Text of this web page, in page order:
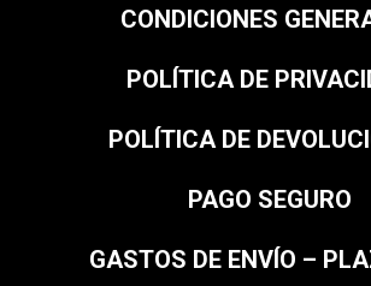
CONDICIONES
POLÍTICA DE
POLÍTICA DE
PAGO SEGURO
GASTOS DE ENVÍO –